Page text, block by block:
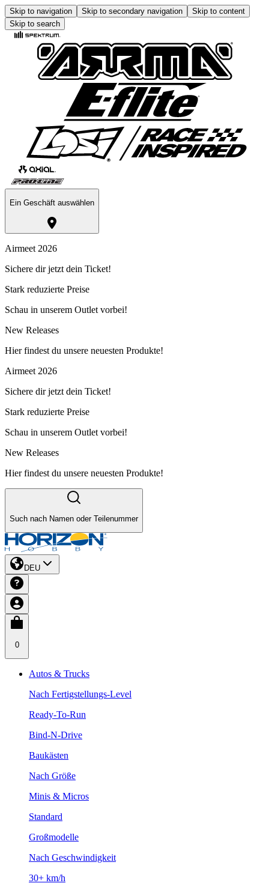
Skip to navigation Skip to secondary navigation
Skip to content
Skip to search
Ein Geschäft auswählen
Airmeet 2026
Sichere dir jetzt dein Ticket!
Stark reduzierte Preise
Schau in unserem Outlet vorbei!
New Releases
Hier findest du unsere neuesten Produkte!
Airmeet 2026
Sichere dir jetzt dein Ticket!
Stark reduzierte Preise
Schau in unserem Outlet vorbei!
New Releases
Hier findest du unsere neuesten Produkte!
Such nach Namen oder Teilenummer
DEU
0
Autos & Trucks
Nach Fertigstellungs-Level
Ready-To-Run
Bind-N-Drive
Baukästen
Nach Größe
Minis & Micros
Standard
Großmodelle
Nach Geschwindigkeit
30+ km/h